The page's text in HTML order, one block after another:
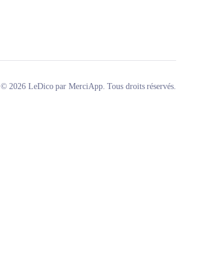
© 2026 LeDico par MerciApp. Tous droits réservés.